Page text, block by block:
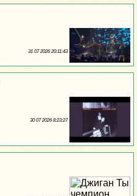
31 07 2026 20:11:43
30 07 2026 8:23:27